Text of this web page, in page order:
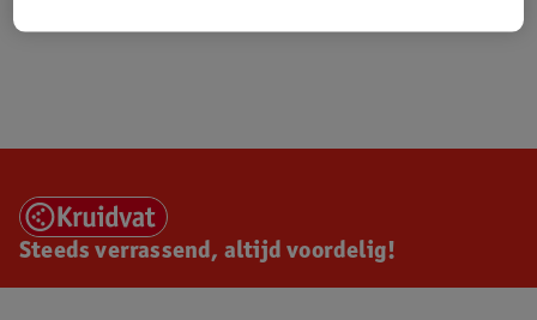
Steeds verrassend, altijd voordelig!